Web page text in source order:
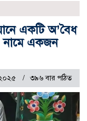
একটি অ’বৈধ
নামে একজন
৩৯৬ বার পঠিত